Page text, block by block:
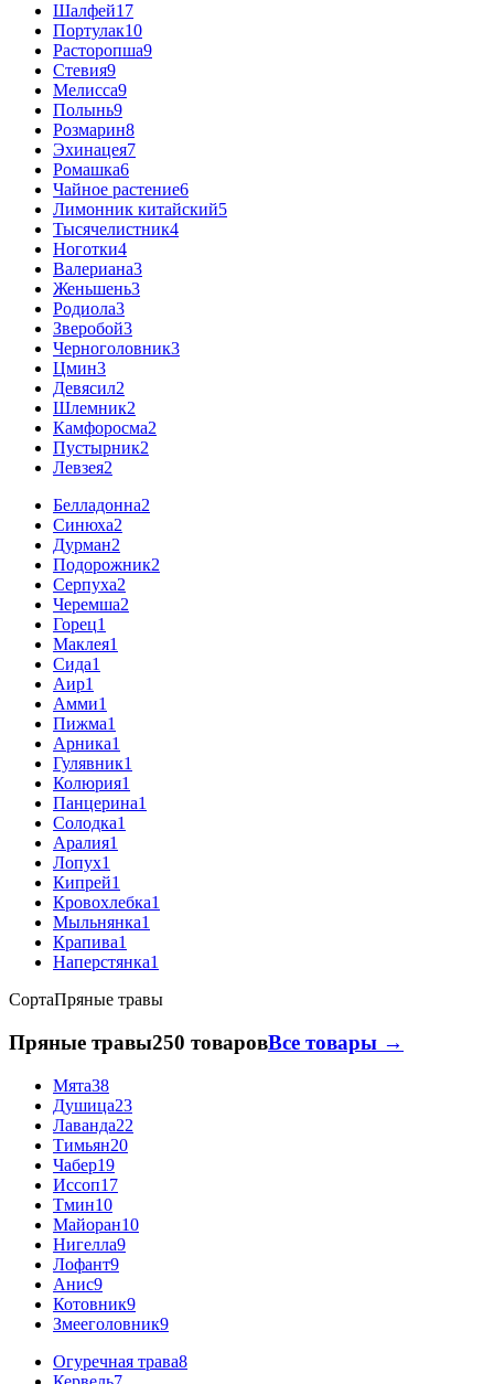
Шалфей17
Портулак10
Расторопша9
Стевия9
Мелисса9
Полынь9
Розмарин8
Эхинацея7
Ромашка6
Чайное растение6
Лимонник китайский5
Тысячелистник4
Ноготки4
Валериана3
Женьшень3
Родиола3
Зверобой3
Черноголовник3
Цмин3
Девясил2
Шлемник2
Камфоросма2
Пустырник2
Левзея2
Белладонна2
Синюха2
Дурман2
Подорожник2
Серпуха2
Черемша2
Горец1
Маклея1
Сида1
Аир1
Амми1
Пижма1
Арника1
Гулявник1
Колюрия1
Панцерина1
Солодка1
Аралия1
Лопух1
Кипрей1
Кровохлебка1
Мыльнянка1
Крапива1
Наперстянка1
СортаПряные травы
Пряные травы250 товаровВсе товары →
Мята38
Душица23
Лаванда22
Тимьян20
Чабер19
Иссоп17
Тмин10
Майоран10
Нигелла9
Лофант9
Анис9
Котовник9
Змееголовник9
Огуречная трава8